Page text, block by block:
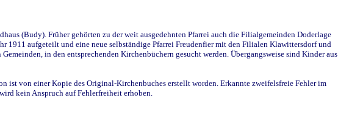
(Budy). Früher gehörten zu der weit ausgedehnten Pfarrei auch die Filialgemeinden Doderlage
1911 aufgeteilt und eine neue selbständige Pfarrei Freudenfier mit den Filialen Klawittersdorf und
in den entsprechenden Kirchenbüchern gesucht werden. Übergangsweise sind Kinder aus
ist von einer Kopie des Original-Kirchenbuches erstellt worden. Erkannte zweifelsfreie Fehler im
kein Anspruch auf Fehlerfreiheit erhoben.